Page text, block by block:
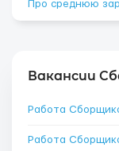
Про среднюю
Вакансии
Работа
Работа